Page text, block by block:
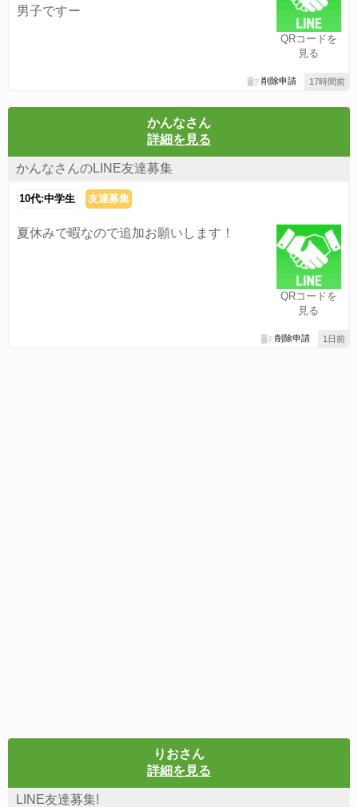
QRコードを
見る
男子ですー
17時間前
削除申請
かんなさん
詳細を見る
かんなさんのLINE友達募集
10代:中学生 友達募集
QRコードを
見る
夏休みで暇なので追加お願いします！
1日前
削除申請
りおさん
詳細を見る
LINE友達募集!